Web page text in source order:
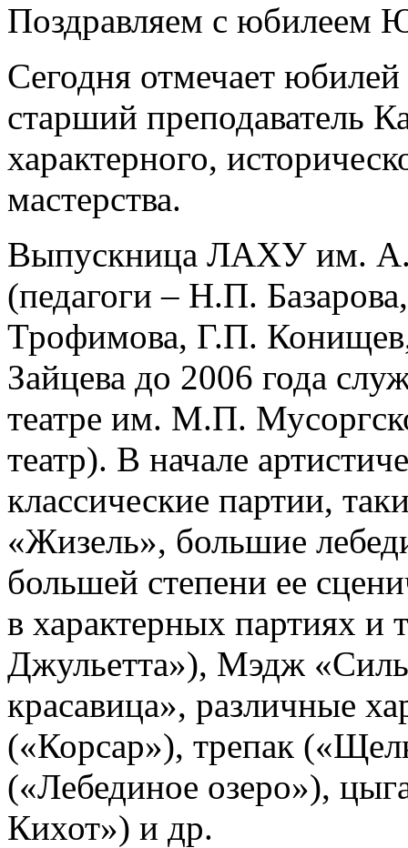
Поздравляем с юбилеем
Сегодня отмечает
старший преподаватель
характерного,
мастерства.
Выпускница ЛАХУ им.
(педагоги – Н.П.
Трофимова, Г.П.
Зайцева до 2006 года
театре им. М.П.
театр). В начале
классические партии,
«Жизель», большие
большей степени ее
в характерных партиях
Джульетта»), Мэдж
красавица», различные
(«Корсар»), трепак
(«Лебединое озеро»),
Кихот») и др.